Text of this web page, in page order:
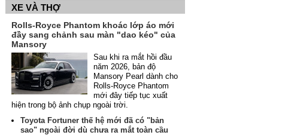
XE VÀ THỢ
Rolls-Royce Phantom khoác lớp áo mới
đầy sang chảnh sau màn "dao kéo" của
Mansory
Sau khi ra mắt hồi đầu
năm 2026, bản độ
Mansory Pearl dành cho
Rolls-Royce Phantom
mới đây tiếp tục xuất
hiện trong bộ ảnh chụp ngoài trời.
Toyota Fortuner thế hệ mới đã có "bản
sao" ngoài đời dù chưa ra mắt toàn cầu